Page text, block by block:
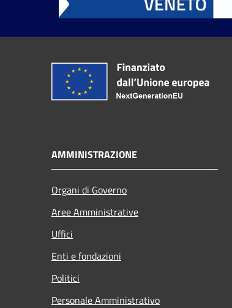
AMMINISTRAZIONE
Organi di Governo
Aree Amministrative
Uffici
Enti e fondazioni
Politici
Personale Amministrativo